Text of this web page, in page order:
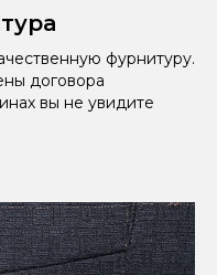
фурнитуру.
договора
вы не увидите